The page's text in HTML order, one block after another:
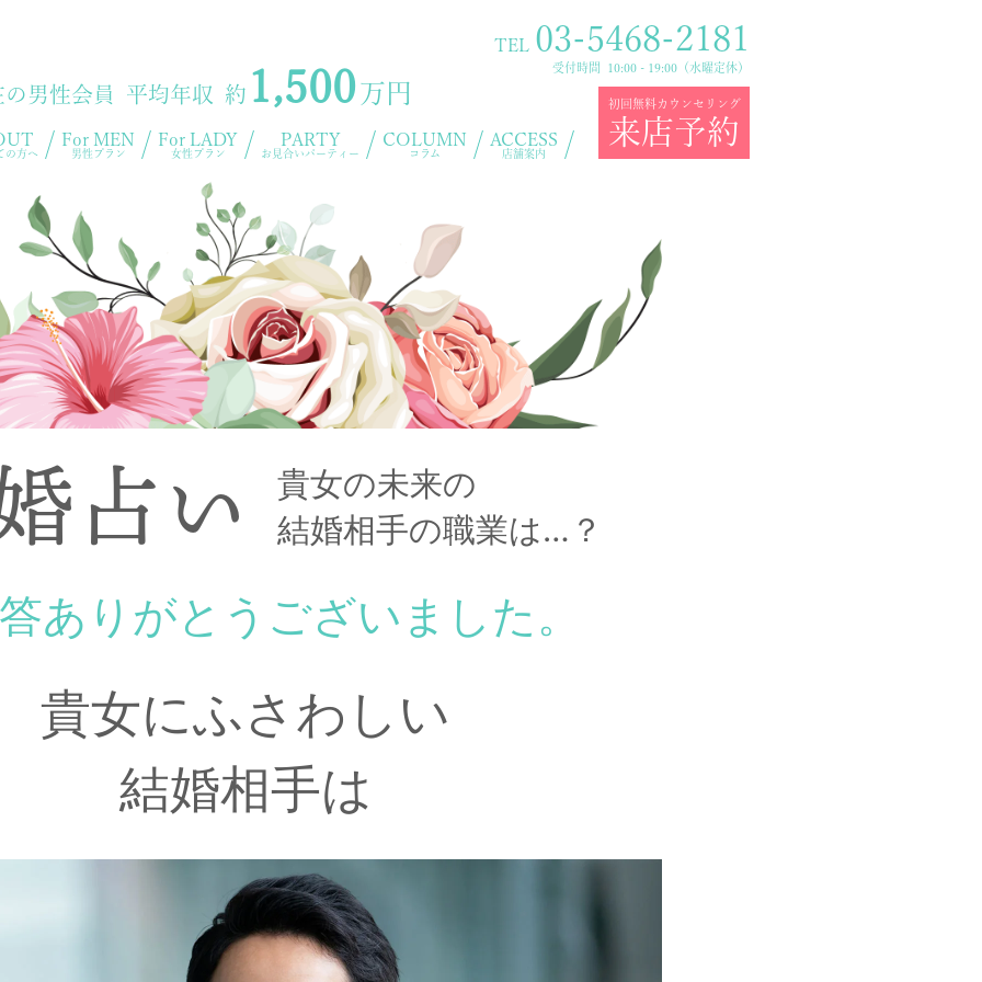
の男性会員 平均年収 約 1,500万円
の方へ
For MEN
男性プラン
For LADY
女性プラン
PARTY
お見合いパーティー
COLUMN
コラム
ACCESS
店舗案内
初回無料カウンセリング
来店予約
TEL 03-5468-2181
受付時間 10:00 - 19:00（水曜定休）
貴女の未来の
結婚相手の職業は…？
占い
ありがとうございました。
貴女にふさわしい
結婚相手は